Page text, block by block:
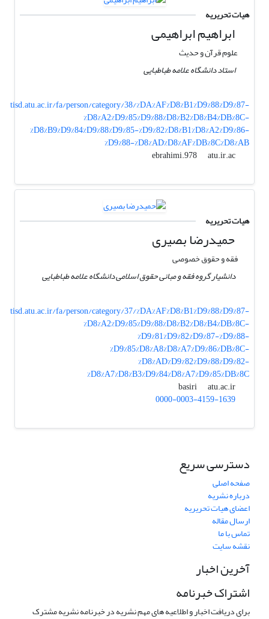
هیات تحریریه
ابراهیم ابراهیمی
علوم قرآن و حدیث
استاد دانشگاه علامه طباطبایی
tisd.atu.ac.ir/fa/person/category/38/%DA%AF%D8%B1%D9%88%D9%87-
%D8%A2%D9%85%D9%88%D8%B2%D8%B4%DB%8C-
%D8%B9%D9%84%D9%88%D9%85-%D9%82%D8%B1%D8%A2%D9%86-
%D9%88-%D8%AD%D8%AF%DB%8C%D8%AB
ebrahimi.978
atu.ir.ac
هیات تحریریه
حمیدرضا بصیری
فقه و حقوق خصوصی
دانشیار گروه فقه و مبانی حقوق اسلامی دانشگاه علامه طباطبایی
tisd.atu.ac.ir/fa/person/category/37/%DA%AF%D8%B1%D9%88%D9%87-
%D8%A2%D9%85%D9%88%D8%B2%D8%B4%DB%8C-
%D9%81%D9%82%D9%87-%D9%88-
%D9%85%D8%A8%D8%A7%D9%86%DB%8C-
%D8%AD%D9%82%D9%88%D9%82-
%D8%A7%D8%B3%D9%84%D8%A7%D9%85%DB%8C
basiri
atu.ac.ir
0000-0003-4159-1639
دسترسی سریع
صفحه اصلی
درباره نشریه
اعضای هیات تحریریه
ارسال مقاله
تماس با ما
نقشه سایت
آخرین اخبار
اشتراک خبرنامه
برای دریافت اخبار و اطلاعیه های مهم نشریه در خبرنامه نشریه مشترک